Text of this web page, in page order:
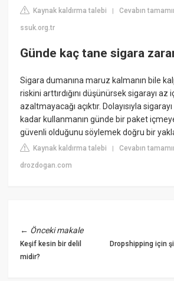
Kaynak kaldırma talebi |Cevabın
ssuk.org.tr
Günde kaç tane sigara
Sigara dumanına maruz kalmanın bile
riskini arttırdığını düşünürsek sigarayı az
azaltmayacağı açıktır. Dolayısıyla
kadar kullanmanın günde bir paket
güvenli olduğunu söylemek doğru bir
Kaynak kaldırma talebi |Cevabın
drozdogan.com
← Önceki makale
Keşif kesin bir delil
midir?
Dropshipping için